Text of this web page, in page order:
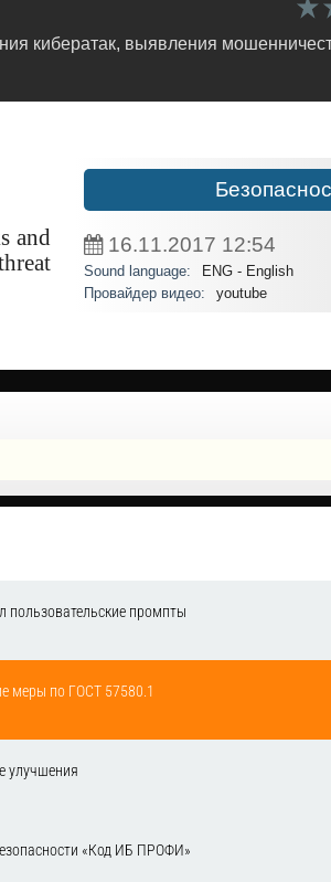
кибератак, выявления
and
16.11.2017 12:54
Sound language:
ENG - English
Провайдер видео:
youtube
промпты
меры по ГОСТ 57580.1
улучшения
«Код ИБ ПРОФИ»